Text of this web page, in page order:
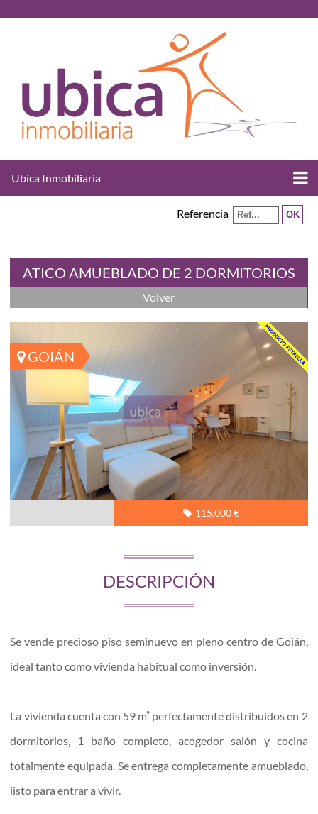
Ubica Inmobiliaria
Referencia
ATICO AMUEBLADO DE 2 DORMITORIOS
Volver
GOIÁN
115.000 €
DESCRIPCIÓN
Se vende precioso piso seminuevo en pleno centro de Goián,
ideal tanto como vivienda habitual como inversión.
La vivienda cuenta con 59 m² perfectamente distribuidos en 2
dormitorios, 1 baño completo, acogedor salón y cocina
totalmente equipada. Se entrega completamente amueblado,
listo para entrar a vivir.